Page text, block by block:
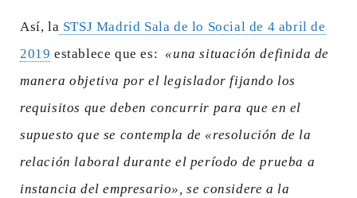
Así, la STSJ Madrid Sala de lo Social de 4 abril de
2019 establece que es: «una situación definida de
manera objetiva por el legislador fijando los
requisitos que deben concurrir para que en el
supuesto que se contempla de «resolución de la
relación laboral durante el período de prueba a
instancia del empresario», se considere a la